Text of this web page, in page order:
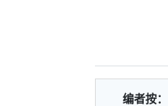
编者按：